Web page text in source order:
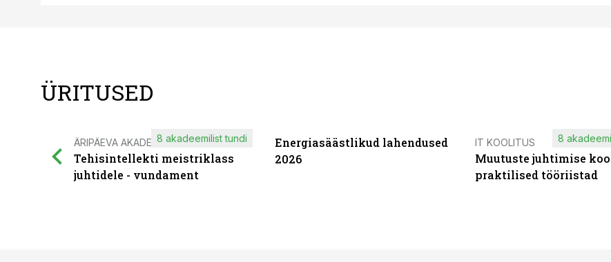
ÜRITUSED
ÄRIPÄEVA AKADEEMIA
Tehisintellekti meistriklass
juhtidele - vundament
8 akadeemilist tundi
Energiasäästlikud lahendused
2026
IT KOOLITUS
Muutuste juhtimise
praktilised tööriistad
8